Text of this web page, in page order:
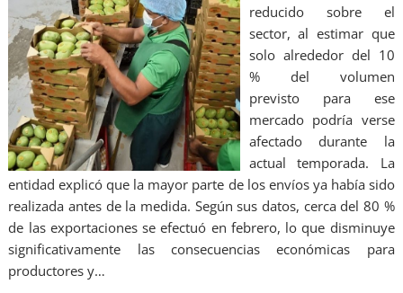
reducido sobre el
sector, al estimar que
solo alrededor del 10
% del volumen
previsto para ese
mercado podría verse
afectado durante la
actual temporada. La
entidad explicó que la mayor parte de los envíos ya había sido
realizada antes de la medida. Según sus datos, cerca del 80 %
de las exportaciones se efectuó en febrero, lo que disminuye
significativamente las consecuencias económicas para
productores y…